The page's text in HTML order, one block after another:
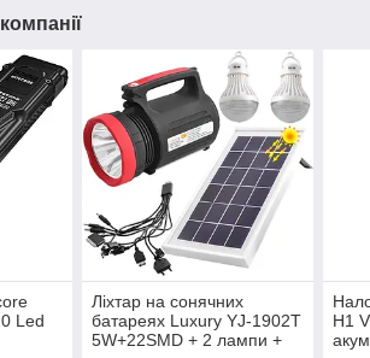
Led
Ліхтар на сонячних
батареях Luxury YJ-1902T
5W+22SMD + 2 лампи +
H1